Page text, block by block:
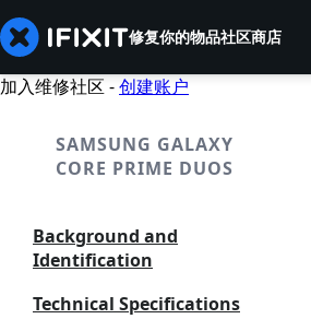
修复你的物品社区商店
加入维修社区 -创建账户
SAMSUNG GALAXY
CORE PRIME DUOS
Background and
Identification
Technical Specifications